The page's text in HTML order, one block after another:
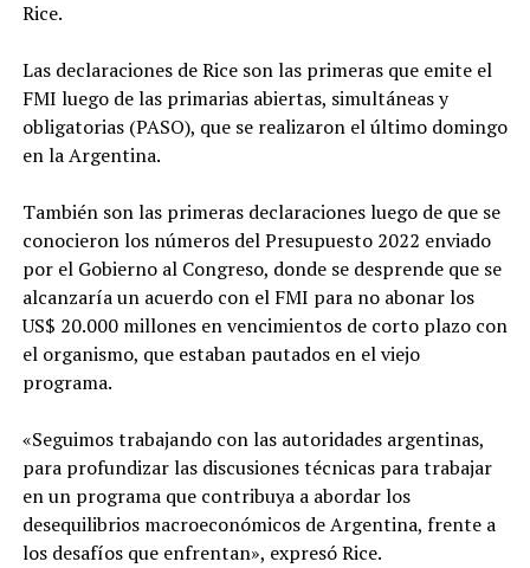
Rice.
Las declaraciones de Rice son las primeras que emite el
FMI luego de las primarias abiertas, simultáneas y
obligatorias (PASO), que se realizaron el último domingo
en la Argentina.
También son las primeras declaraciones luego de que se
conocieron los números del Presupuesto 2022 enviado
por el Gobierno al Congreso, donde se desprende que se
alcanzaría un acuerdo con el FMI para no abonar los
US$ 20.000 millones en vencimientos de corto plazo con
el organismo, que estaban pautados en el viejo
programa.
«Seguimos trabajando con las autoridades argentinas,
para profundizar las discusiones técnicas para trabajar
en un programa que contribuya a abordar los
desequilibrios macroeconómicos de Argentina, frente a
los desafíos que enfrentan», expresó Rice.